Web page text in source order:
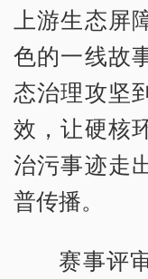
上游生态屏
色的一线故
态治理攻坚
效，让硬核
治污事迹走
普传播。
赛事评